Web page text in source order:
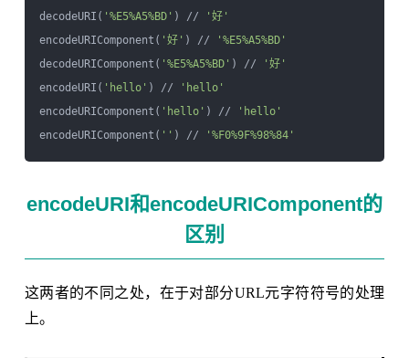
decodeURI( '%E5%A5%BD' ) //
'好'
encodeURIComponent( '好' ) //
'%E5%A5%BD'
decodeURIComponent( '%E5%A5%BD' ) //
'好'
encodeURI( 'hello' ) //
'hello'
encodeURIComponent( 'hello' ) //
'hello'
encodeURIComponent( '' ) // '%F0%9F%98%84'
encodeURI和encodeURIComponent的
区别
这两者的不同之处，在于对部分URL元字符符号的处理
上。